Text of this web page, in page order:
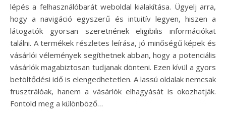
lépés a felhasználóbarát weboldal kialakítása. Ügyelj arra,
hogy a navigáció egyszerű és intuitív legyen, hiszen a
látogatók gyorsan szeretnének eligibilis információkat
találni. A termékek részletes leírása, jó minőségű képek és
vásárlói vélemények segíthetnek abban, hogy a potenciális
vásárlók magabiztosan tudjanak dönteni. Ezen kívül a gyors
betöltődési idő is elengedhetetlen. A lassú oldalak nemcsak
frusztrálóak, hanem a vásárlók elhagyását is okozhatják.
Fontold meg a különböző…